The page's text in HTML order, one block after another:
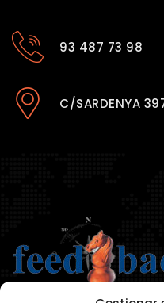
93 487 73 98
C/SARDENYA